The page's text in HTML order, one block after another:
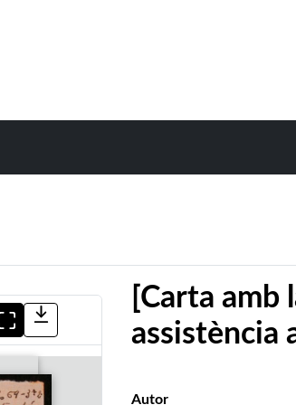
[Carta amb
assistència
Autor